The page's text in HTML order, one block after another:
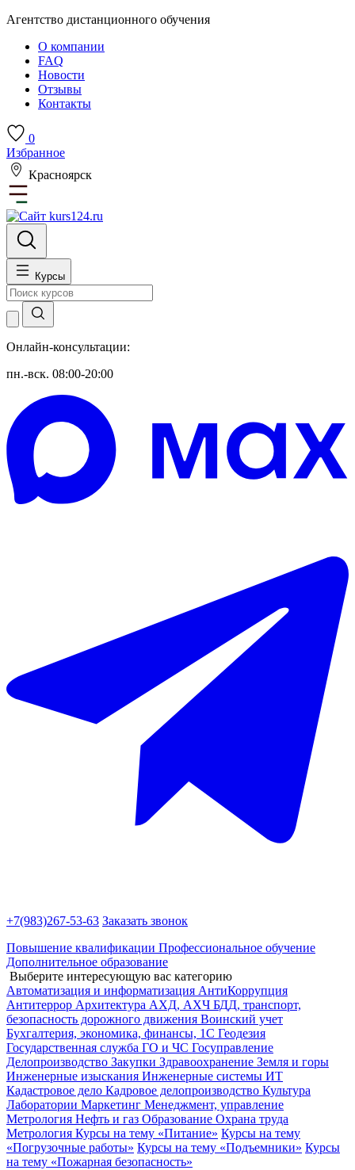
Агентство дистанционного обучения
О компании
FAQ
Новости
Отзывы
Контакты
0
Избранное
Красноярск
Курсы
Онлайн-консультации:
пн.-вск. 08:00-20:00
+7(983)267-53-63 Заказать звонок
Повышение квалификации Профессиональное обучение
Дополнительное образование
Выберите интересующую вас категорию
Автоматизация и информатизация АнтиКоррупция
Антитеррор Архитектура АХД, АХЧ БДД, транспорт,
безопасность дорожного движения Воинский учет
Бухгалтерия, экономика, финансы, 1С Геодезия
Государственная служба ГО и ЧС Госуправление
Делопроизводство Закупки Здравоохранение Земля и горы
Инженерные изыскания Инженерные системы ИТ
Кадастровое дело Кадровое делопроизводство Культура
Лаборатории Маркетинг Менеджмент, управление
Метрология Нефть и газ Образование Охрана труда
Метрология Курсы на тему «Питание» Курсы на тему
«Погрузочные работы» Курсы на тему «Подъемники» Курсы
на тему «Пожарная безопасность»